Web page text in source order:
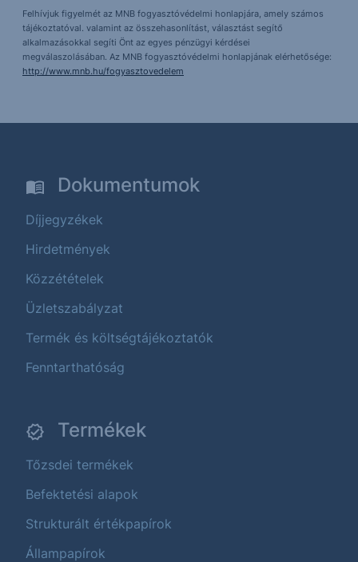
Felhívjuk figyelmét az MNB fogyasztóvédelmi honlapjára, amely számos
tájékoztatóval. valamint az összehasonlítást, választást segítő
alkalmazásokkal segíti Önt az egyes pénzügyi kérdései
megválaszolásában. Az MNB fogyasztóvédelmi honlapjának elérhetősége:
http://www.mnb.hu/fogyasztovedelem
Dokumentumok
Díjjegyzékek
Hirdetmények
Közzétételek
Üzletszabályzat
Termék és költségtájékoztatók
Fenntarthatóság
Termékek
Tőzsdei termékek
Befektetési alapok
Strukturált értékpapírok
Állampapírok